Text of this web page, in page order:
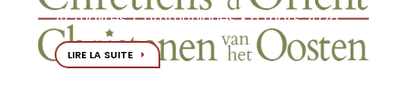
Actualités,Communiqués 6 mars 2026
LIRE LA SUITE